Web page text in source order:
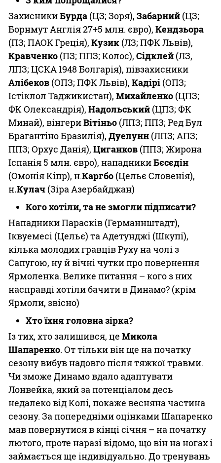
ЗахисникиБурда (ЦЗ; Зоря), Забарний (ЦЗ;
Борнмут Англія 27+5 млн. євро), Кендзьора
(ПЗ; ПАОК Греція), Кузик (ЛЗ; ПФК Львів),
Кравченко (ПЗ; ППЗ; Колос), Сідклей (ЛЗ,
ЛПЗ; ЦСКА 1948 Болгарія), півзахисники
Алібеков (ОПЗ; ПФК Львів), Кадірі (ОПЗ;
Істіклол Таджикистан), Михайленко (ЦПЗ;
ФК Олександрія), Надольський (ЦПЗ; ФК
Минай), вінгериВітіньо (ЛПЗ; ППЗ; Ред Бул
Брагантіно Бразилія), Дуелунн (ЛПЗ; АПЗ;
ППЗ; Орхус Данія), Циганков (ППЗ; Жирона
Іспанія 5 млн. євро), нападникиБєсєдін
(Омонія Кіпр), н.Каргбо (Цельє Словенія),
н.Кулач (Зіра Азербайджан)
Кого хотіли, та не змогли підписати?
Нападники Парасків (Германнштадт),
Іквуемесі (Цельє) та Адетунджі (Шкупі),
кілька молодих гравців Руху на чолі з
Сапугою, ну й вічні чутки про повернення
Ярмоленка. Велике питання – кого з них
насправді хотіли бачити в Динамо? (крім
Ярмоли, звісно)
Хто їхня головна зірка?
Із тих, хто залишився, це Микола
Шапаренко. От тільки він ще на початку
сезону вибув надовго після тяжкої травми.
Чи зможе Динамо вдало адаптувати
Лонвейка, який за потенціалом десь
недалеко від Колі, покаже весняна частина
сезону. За попередніми оцінками Шапаренко
мав повернутися в кінці січня – на початку
лютого, проте наразі відомо, що він на ногах і
займається ще індивідуально. До тренувань